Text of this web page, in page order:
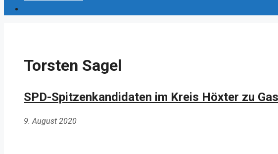
Torsten Sagel
SPD-Spitzenkandidaten im Kreis Höxter zu
9. August 2020